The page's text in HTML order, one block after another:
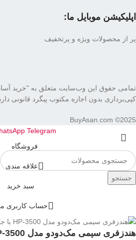
اپلیکیشن موبایل ما:
پر از محصولات ویژه و پرتخفیف
تمامی حقوق این وب‌سایت متعلق به "خرید
کپی‌برداری بدون اجازه مکتوب پیگرد قانونی
BuyAsan.com ©2025
جستجو
Telegram
فروشگاه
علاقه مندی
سبد خرید
حساب کاربری